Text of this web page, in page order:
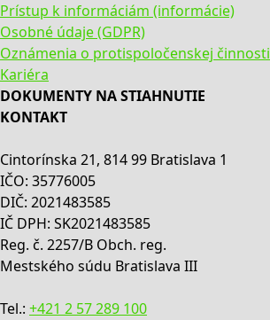
Prístup k informáciám (informácie)
Osobné údaje (GDPR)
Oznámenia o protispoločenskej činnosti
Kariéra
DOKUMENTY NA STIAHNUTIE
KONTAKT
Cintorínska 21, 814 99 Bratislava 1
IČO: 35776005
DIČ: 2021483585
IČ DPH: SK2021483585
Reg. č. 2257/B Obch. reg.
Mestského súdu Bratislava III
Tel.: +421 2 57 289 100